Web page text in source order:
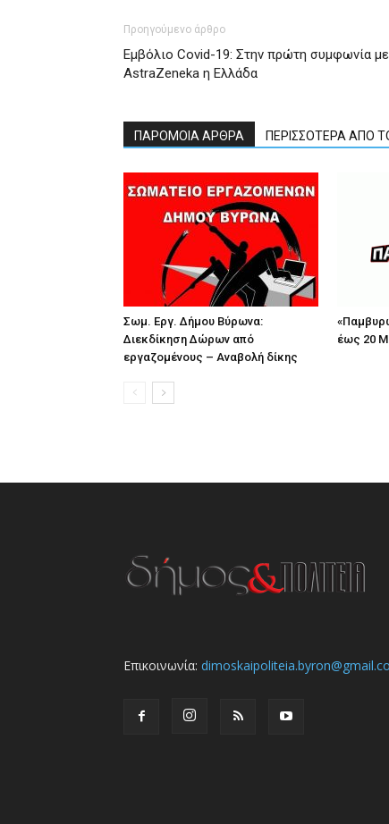
Προηγούμενο άρθρο
Εμβόλιο Covid-19: Στην πρώτη συμφωνία
AstraZeneka η Ελλάδα
ΠΑΡΟΜΟΙΑ ΑΡΘΡΑ ΠΕΡΙΣΣΟΤΕΡΑ ΑΠΟ
Σωμ. Εργ. Δήμου Βύρωνα:
Διεκδίκηση Δώρων από
εργαζομένους – Αναβολή δίκης
έως 20
Επικοινωνία: